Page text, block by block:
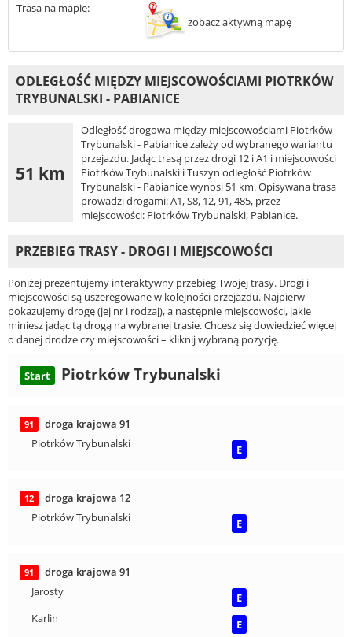
Trasa na mapie:
zobacz aktywną mapę
ODLEGŁOŚĆ MIĘDZY MIEJSCOWOŚCIAMI PIOTRKÓW
TRYBUNALSKI - PABIANICE
51 km
Odległość drogowa między miejscowościami Piotrków
Trybunalski - Pabianice zależy od wybranego wariantu
przejazdu. Jadąc trasą przez drogi 12 i A1 i miejscowości
Piotrków Trybunalski i Tuszyn odległość Piotrków
Trybunalski - Pabianice wynosi 51 km. Opisywana trasa
prowadzi drogami: A1, S8, 12, 91, 485, przez
miejscowości: Piotrków Trybunalski, Pabianice.
PRZEBIEG TRASY - DROGI I MIEJSCOWOŚCI
Poniżej prezentujemy interaktywny przebieg Twojej trasy. Drogi i
miejscowości są uszeregowane w kolejności przejazdu. Najpierw
pokazujemy drogę (jej nr i rodzaj), a następnie miejscowości, jakie
miniesz jadąc tą drogą na wybranej trasie. Chcesz się dowiedzieć więcej
o danej drodze czy miejscowości – kliknij wybraną pozycję.
Start Piotrków Trybunalski
91
droga krajowa 91
Piotrków Trybunalski
E
12
droga krajowa 12
Piotrków Trybunalski
E
91
droga krajowa 91
Jarosty
E
Karlin
E